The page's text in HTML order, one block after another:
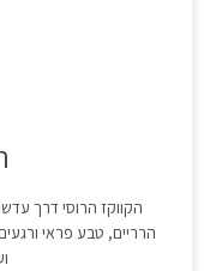
הקווקז הרוסי דרך
הרריים, טבע פראי